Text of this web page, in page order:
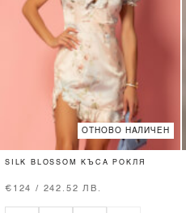
ОТНОВО НАЛИЧЕН
SILK BLOSSOM КЪСА РОКЛЯ
€124 / 242.52 ЛВ.